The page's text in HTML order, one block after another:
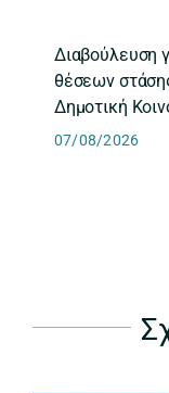
Διαβούλευση
θέσεων
Δημοτική
07/08/2026